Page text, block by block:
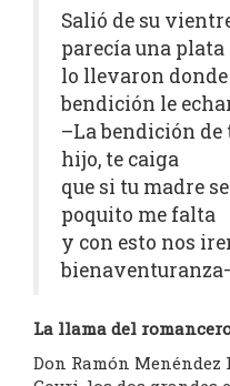
Salió de su
parecía una plata
lo llevaron
bendición le
–La bendición
hijo, te caiga
que si tu madre
poquito me falta
y con esto nos
La llama del
Don Ramón